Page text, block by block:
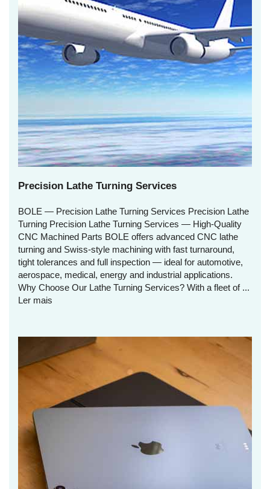
Precision Lathe Turning Services
BOLE — Precision Lathe Turning Services Precision Lathe
Turning Precision Lathe Turning Services — High‑Quality
CNC Machined Parts BOLE offers advanced CNC lathe
turning and Swiss‑style machining with fast turnaround,
tight tolerances and full inspection — ideal for automotive,
aerospace, medical, energy and industrial applications.
Why Choose Our Lathe Turning Services? With a fleet of ...
Ler mais